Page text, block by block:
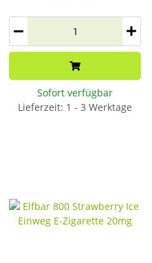
Sofort verfügbar
Lieferzeit: 1 - 3 Werktage